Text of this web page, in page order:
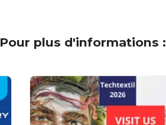
Pour plus d'informations :